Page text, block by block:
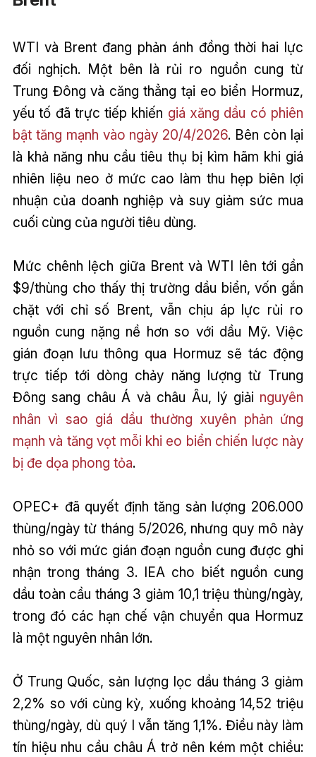
WTI và Brent đang phản ánh đồng thời hai lực
đối nghịch. Một bên là rủi ro nguồn cung từ
Trung Đông và căng thẳng tại eo biển Hormuz,
yếu tố đã trực tiếp khiến giá xăng dầu có phiên
bật tăng mạnh vào ngày 20/4/2026. Bên còn lại
là khả năng nhu cầu tiêu thụ bị kìm hãm khi giá
nhiên liệu neo ở mức cao làm thu hẹp biên lợi
nhuận của doanh nghiệp và suy giảm sức mua
cuối cùng của người tiêu dùng.
Mức chênh lệch giữa Brent và WTI lên tới gần
$9/thùng cho thấy thị trường dầu biển, vốn gắn
chặt với chỉ số Brent, vẫn chịu áp lực rủi ro
nguồn cung nặng nề hơn so với dầu Mỹ. Việc
gián đoạn lưu thông qua Hormuz sẽ tác động
trực tiếp tới dòng chảy năng lượng từ Trung
Đông sang châu Á và châu Âu, lý giải nguyên
nhân vì sao giá dầu thường xuyên phản ứng
mạnh và tăng vọt mỗi khi eo biển chiến lược này
bị đe dọa phong tỏa.
OPEC+ đã quyết định tăng sản lượng 206.000
thùng/ngày từ tháng 5/2026, nhưng quy mô này
nhỏ so với mức gián đoạn nguồn cung được ghi
nhận trong tháng 3. IEA cho biết nguồn cung
dầu toàn cầu tháng 3 giảm 10,1 triệu thùng/ngày,
trong đó các hạn chế vận chuyển qua Hormuz
là một nguyên nhân lớn.
Ở Trung Quốc, sản lượng lọc dầu tháng 3 giảm
2,2% so với cùng kỳ, xuống khoảng 14,52 triệu
thùng/ngày, dù quý I vẫn tăng 1,1%. Điều này làm
tín hiệu nhu cầu châu Á trở nên kém một chiều: